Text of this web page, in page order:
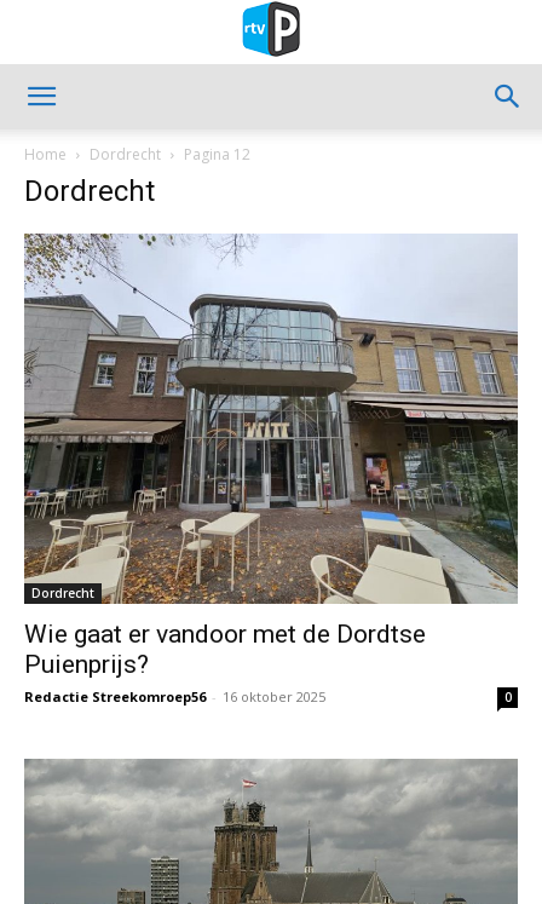
Home Dordrecht Pagina 12
Dordrecht
Dordrecht
Wie gaat er vandoor met de Dordtse
Puienprijs?
Redactie Streekomroep56 - 16 oktober 2025 0